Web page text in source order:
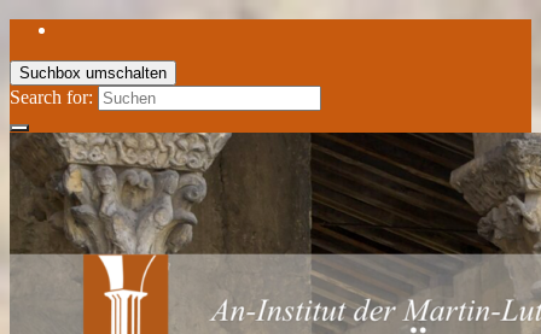
Suchbox umschalten
Search for: